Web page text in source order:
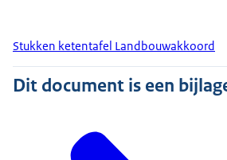
Stukken ketentafel Landbouwakkoord
Dit document is een